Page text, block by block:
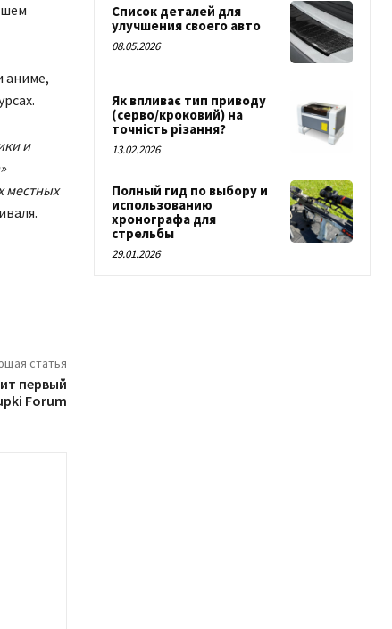
аниме,
и
местных
статья
первый
Forum
Список деталей для
улучшения своего авто
08.05.2026
Як впливає тип приводу
(серво/кроковий) на
точність різання?
13.02.2026
Полный гид по выбору и
использованию
хронографа для
стрельбы
29.01.2026